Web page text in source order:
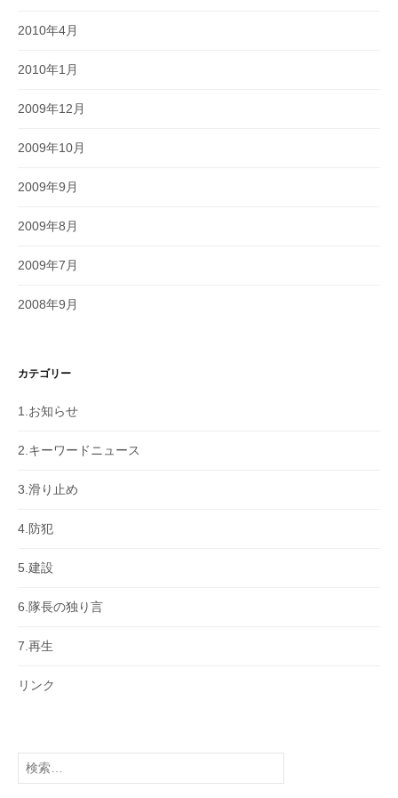
2010年4月
2010年1月
2009年12月
2009年10月
2009年9月
2009年8月
2009年7月
2008年9月
カテゴリー
1.お知らせ
2.キーワードニュース
3.滑り止め
4.防犯
5.建設
6.隊長の独り言
7.再生
リンク
検
索: